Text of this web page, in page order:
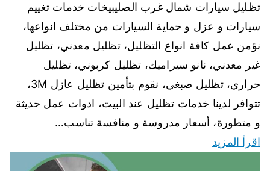
تظليل سيارات شمال غرب الصليبيخات خدمات تغييم
سيارات و عزل و حماية السيارات من مختلف انواعها،
نؤمن عمل كافة انواع التظليل، تظليل معدني، تظليل
غير معدني، نانو سيراميك، تظليل كربوني، تظليل
حراري، تظليل صبغي، نقوم بتأمين تظليل عازل 3M،
تتوافر لدينا خدمات تظليل عند البيت، ادوات عمل حديثة
و متطورة، أسعار مدروسة و منافسة تناسب…
اقرأ المزيد